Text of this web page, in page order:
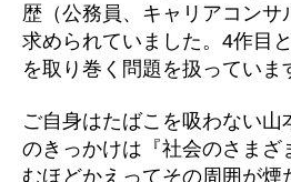
歴（公務員、キャリアコンサ
求められていました。4作目
を取り巻く問題を扱っていま
ご自身はたばこを吸わない山
のきっかけは『社会のさまざ
むほどかえってその周囲が煙